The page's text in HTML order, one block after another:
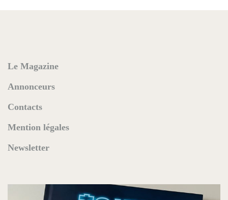
Le Magazine
Annonceurs
Contacts
Mention légales
Newsletter